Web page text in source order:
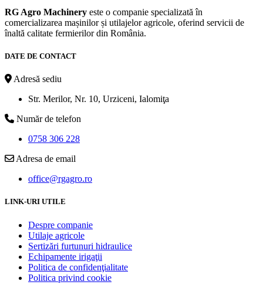
RG Agro Machinery este o companie specializată în
comercializarea mașinilor și utilajelor agricole, oferind servicii de
înaltă calitate fermierilor din România.
DATE DE CONTACT
Adresă sediu
Str. Merilor, Nr. 10, Urziceni, Ialomiţa
Număr de telefon
0758 306 228
Adresa de email
office@rgagro.ro
LINK-URI UTILE
Despre companie
Utilaje agricole
Sertizări furtunuri hidraulice
Echipamente irigaţii
Politica de confidenţialitate
Politica privind cookie